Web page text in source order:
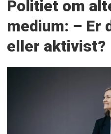
Politiet om
medium: – Er
eller aktivist?